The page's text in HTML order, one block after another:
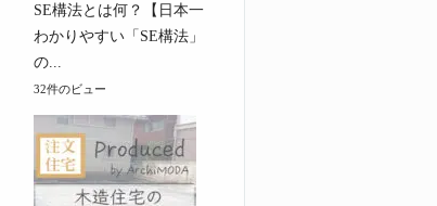
SE構法とは何？【日本一
わかりやすい「SE構法」
の...
32件のビュー